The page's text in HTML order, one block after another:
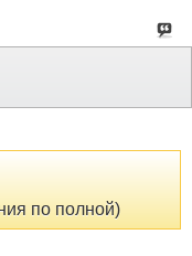
по полной)